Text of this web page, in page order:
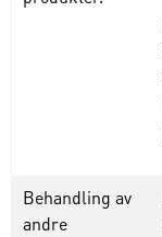
Behandling av
andre